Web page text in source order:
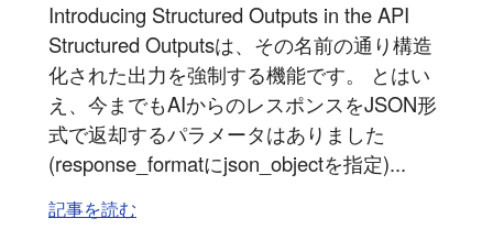
Introducing Structured Outputs in the API
Structured Outputsは、その名前の通り構造
化された出力を強制する機能です。 とはい
え、今までもAIからのレスポンスをJSON形
式で返却するパラメータはありました
(response_formatにjson_objectを指定)...
記事を読む